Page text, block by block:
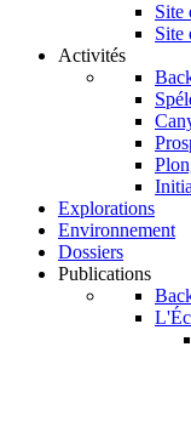
Site
Site
Activités
Explorations
Environnement
Dossiers
Publications